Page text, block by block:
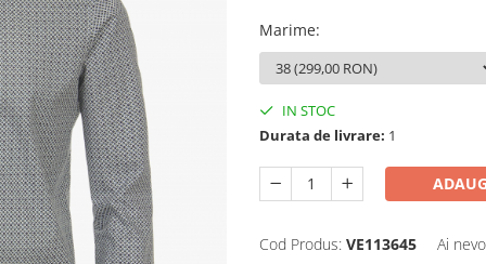
Marime:
IN STOC
Durata de livrare: 1
Cod Produs: VE113645 Ai